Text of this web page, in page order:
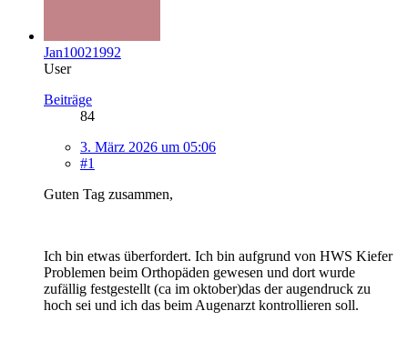
Jan10021992
User
Beiträge
84
3. März 2026 um 05:06
#1
Guten Tag zusammen,
Ich bin etwas überfordert. Ich bin aufgrund von HWS Kiefer
Problemen beim Orthopäden gewesen und dort wurde
zufällig festgestellt (ca im oktober)das der augendruck zu
hoch sei und ich das beim Augenarzt kontrollieren soll.